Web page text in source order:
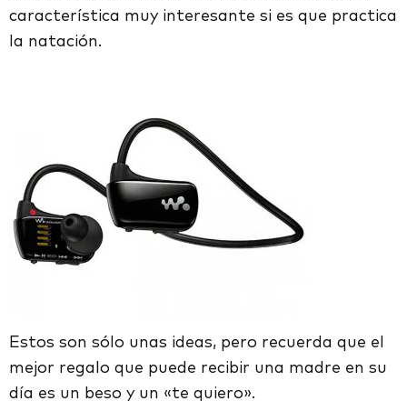
característica muy interesante si es que practica
la natación.
Estos son sólo unas ideas, pero recuerda que el
mejor regalo que puede recibir una madre en su
día es un beso y un «te quiero».